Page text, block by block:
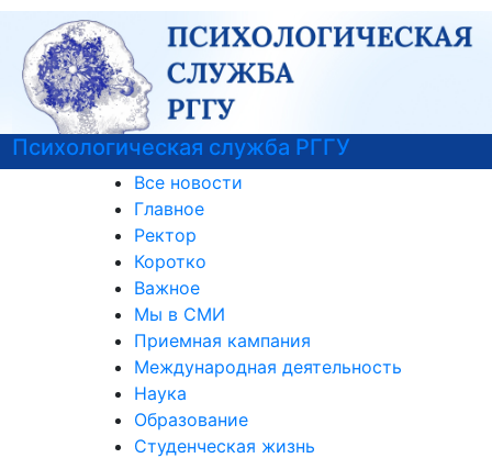
Психологическая служба РГГУ
Все новости
Главное
Ректор
Коротко
Важное
Мы в СМИ
Приемная кампания
Международная деятельность
Наука
Образование
Студенческая жизнь